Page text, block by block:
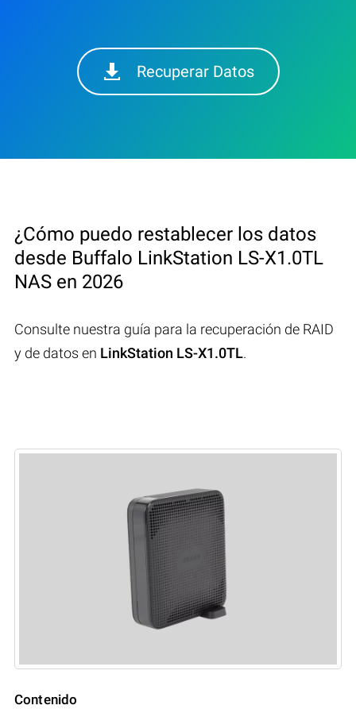
Recuperar Datos
¿Cómo puedo restablecer los datos
desde Buffalo LinkStation LS-X1.0TL
NAS en 2026
Consulte nuestra guía para la recuperación de RAID
y de datos en LinkStation LS-X1.0TL.
Contenido